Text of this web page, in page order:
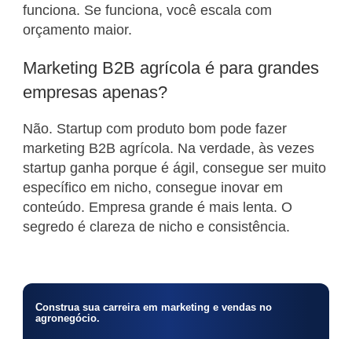
funciona. Se funciona, você escala com
orçamento maior.
Marketing B2B agrícola é para grandes
empresas apenas?
Não. Startup com produto bom pode fazer
marketing B2B agrícola. Na verdade, às vezes
startup ganha porque é ágil, consegue ser muito
específico em nicho, consegue inovar em
conteúdo. Empresa grande é mais lenta. O
segredo é clareza de nicho e consistência.
Construa sua carreira em marketing e vendas no
agronegócio.